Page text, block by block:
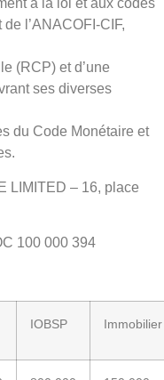
à la loi et aux codes
l’ANACOFI-CIF,
(RCP) et d’une
ses diverses
du Code Monétaire et
LIMITED – 16, place
100 000 394
IOBSP Immobilier